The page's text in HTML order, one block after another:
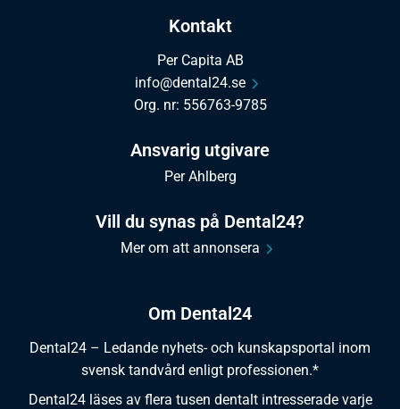
Om Dental24
Dental24 – Ledande nyhets- och kunskapsportal inom
svensk tandvård enligt professionen.*
Dental24 läses av flera tusen dentalt intresserade varje
Kontakt
Per Capita AB
info@dental24.se
Org. nr: 556763-9785
Ansvarig utgivare
Per Ahlberg
Vill du synas på Dental24?
Mer om att annonsera